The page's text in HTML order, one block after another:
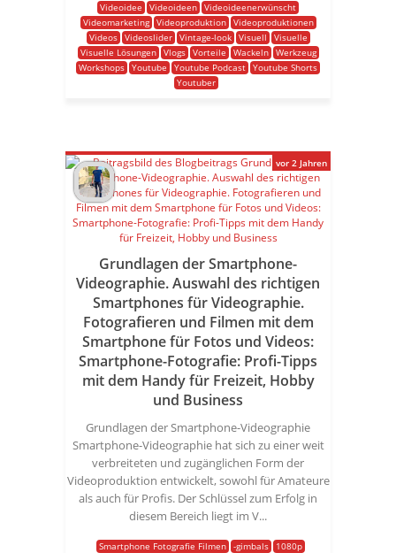
Videoidee
Videoideen Videoideenerwünscht
Videomarketing
Videoproduktion
Videoproduktionen
Videos
Videoslider Vintage-look Visuell
Visuelle
Visuelle Lösungen
Vlogs Vorteile Wackeln
Werkzeug
Workshops Youtube Youtube Podcast Youtube Shorts
Youtuber
Grundlagen der Smartphone-
Videographie. Auswahl des richtigen
Smartphones für Videographie.
Fotografieren und Filmen mit dem
Smartphone für Fotos und Videos:
Smartphone-Fotografie: Profi-Tipps
mit dem Handy für Freizeit, Hobby
und Business
Grundlagen der Smartphone-Videographie
Smartphone-Videographie hat sich zu einer weit
verbreiteten und zugänglichen Form der
Videoproduktion entwickelt, sowohl für Amateure
als auch für Profis. Der Schlüssel zum Erfolg in
diesem Bereich liegt im V...
Smartphone Fotografie Filmen -gimbals
1080p
vor 2 Jahren